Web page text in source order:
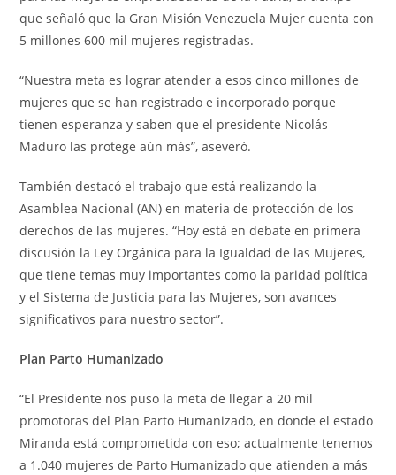
que señaló que la Gran Misión Venezuela Mujer cuenta con
5 millones 600 mil mujeres registradas.
“Nuestra meta es lograr atender a esos cinco millones de
mujeres que se han registrado e incorporado porque
tienen esperanza y saben que el presidente Nicolás
Maduro las protege aún más”, aseveró.
También destacó el trabajo que está realizando la
Asamblea Nacional (AN) en materia de protección de los
derechos de las mujeres. “Hoy está en debate en primera
discusión la Ley Orgánica para la Igualdad de las Mujeres,
que tiene temas muy importantes como la paridad política
y el Sistema de Justicia para las Mujeres, son avances
significativos para nuestro sector”.
Plan Parto Humanizado
“El Presidente nos puso la meta de llegar a 20 mil
promotoras del Plan Parto Humanizado, en donde el estado
Miranda está comprometida con eso; actualmente tenemos
a 1.040 mujeres de Parto Humanizado que atienden a más